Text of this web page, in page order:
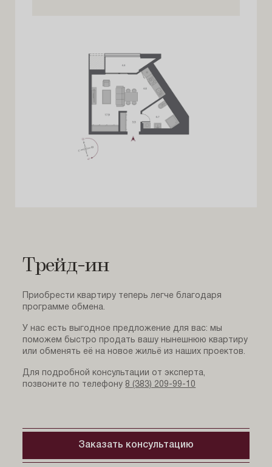
Трейд-ин
Приобрести квартиру теперь легче благодаря
программе обмена.
У нас есть выгодное предложение для вас: мы
поможем быстро продать вашу нынешнюю квартиру
или обменять её на новое жильё из наших проектов.
Для подробной консультации от эксперта,
позвоните по телефону 8 (383) 209-99-10
Заказать консультацию